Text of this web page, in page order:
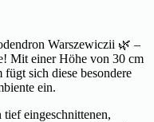
Warszewiczii 🌿 –
Mit einer Höhe von 30 cm
sich diese besondere
ein.
eingeschnittenen,